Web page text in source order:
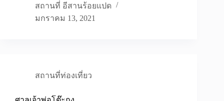
สถานที่ อีสานร้อยแปด
มกราคม 13, 2021
สถานที่ท่องเที่ยว